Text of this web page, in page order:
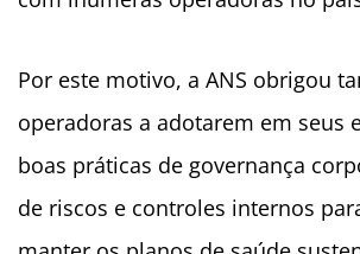
Por este motivo, a ANS obrigou
operadoras a adotarem em seus
boas práticas de governança
de riscos e controles internos